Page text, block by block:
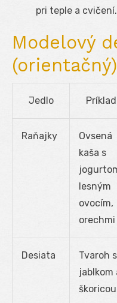
pri teple a cvičení.
Modelový
(orientačný)
Jedlo Príklad
Raňajky
Ovsená
kaša s
lesným
ovocím,
orechmi
Desiata
Tvaroh s
jablkom
škoricou